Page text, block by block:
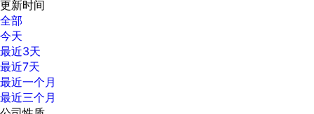
更新时间
全部
今天
最近3天
最近7天
最近一个月
最近三个月